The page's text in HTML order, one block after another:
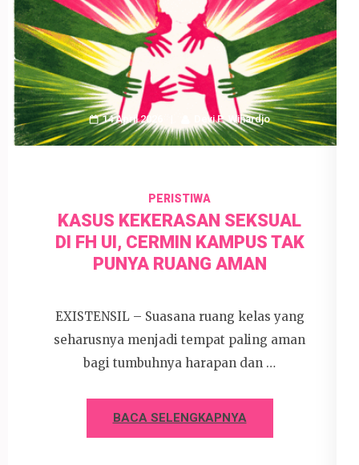
14 April 2026 Devi P. Wihardjo
PERISTIWA
KASUS KEKERASAN SEKSUAL
DI FH UI, CERMIN KAMPUS TAK
PUNYA RUANG AMAN
EXISTENSIL – Suasana ruang kelas yang
seharusnya menjadi tempat paling aman
bagi tumbuhnya harapan dan …
BACA SELENGKAPNYA